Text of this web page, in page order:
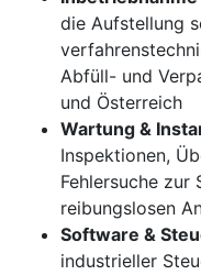
die Aufstellung
Abfüll- und
und Österreich
Wartung &
Inspektionen,
Fehlersuche zur
reibungslosen
Software &
industrieller